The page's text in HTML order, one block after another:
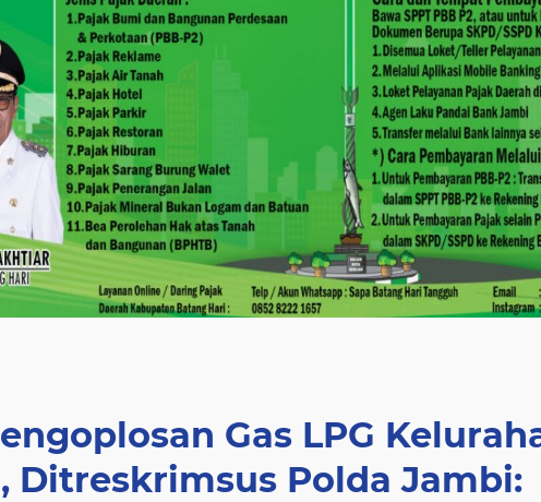
Gas LPG
Ditreskrimsus Polda Jambi: